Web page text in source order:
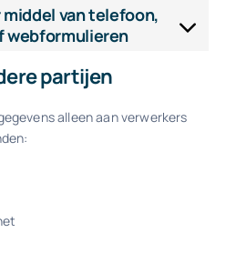
middel van telefoon,
webformulieren
partijen
alleen aan verwerkers